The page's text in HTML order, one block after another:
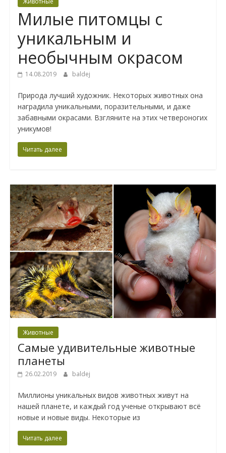
Милые питомцы с
уникальным и
необычным окрасом
14.08.2019 baldej
Природа лучший художник. Некоторых животных она
наградила уникальными, поразительными, и даже
забавными окрасами. Взгляните на этих четвероногих
уникумов!
Читать далее
Животные
Самые удивительные животные
планеты
26.02.2019 baldej
Миллионы уникальных видов животных живут на
нашей планете, и каждый год ученые открывают всё
новые и новые виды. Некоторые из
Читать далее